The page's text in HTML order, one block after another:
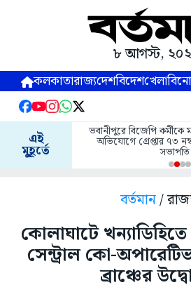
৮ আগস্ট,
কলকাতারাজ্যদেশবিদেশখেলা
এই
মুহূর্তে
ভবানীপুরে বিজেপি কর্মীকে
অভিযোগে গ্রেপ্তার ৭৩
বর্তমান/
কোলাঘাটে
সেন্ট্রাল কো-অপারেটিভ
ব্রাঞ্চের